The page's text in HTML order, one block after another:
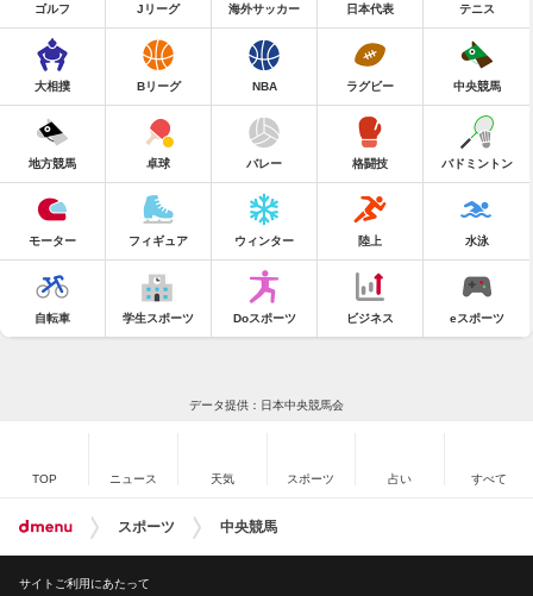
ゴルフ Jリーグ 海外サッカー 日本代表 テニス
大相撲 Bリーグ NBA ラグビー 中央競馬
地方競馬 卓球 バレー 格闘技 バドミントン
モーター フィギュア ウィンター 陸上 水泳
自転車 学生スポーツ Doスポーツ ビジネス eスポーツ
データ提供：日本中央競馬会
TOP ニュース 天気 スポーツ 占い すべて
スポーツ 中央競馬
サイトご利用にあたって